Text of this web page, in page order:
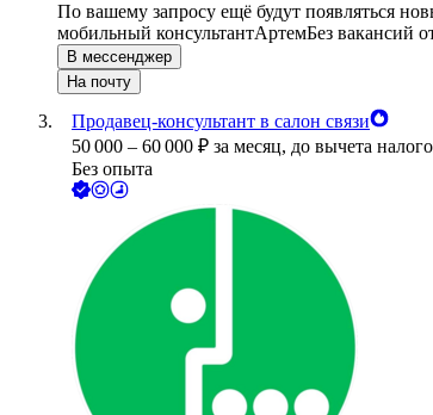
По вашему запросу ещё будут появляться
мобильный консультантАртемБез вакансий
В мессенджер
На почту
Продавец-консультант в салон связи
50 000 – 60 000 ₽ за месяц, до вычета
Без опыта